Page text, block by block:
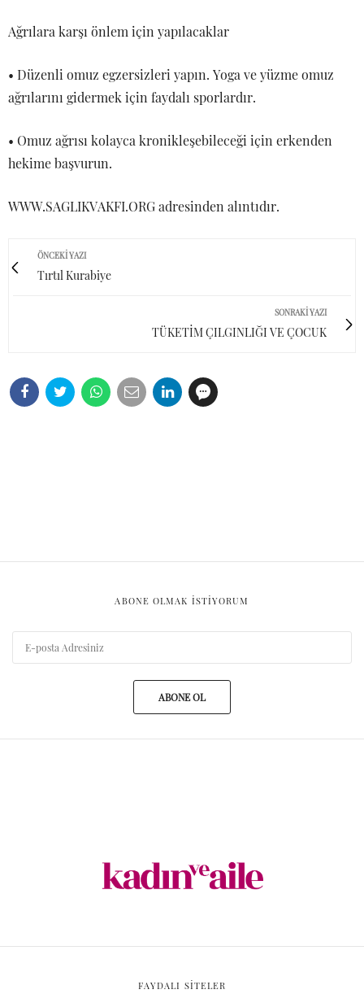
Ağrılara karşı önlem için yapılacaklar
• Düzenli omuz egzersizleri yapın. Yoga ve yüzme omuz
ağrılarını gidermek için faydalı sporlardır.
• Omuz ağrısı kolayca kronikleşebileceği için erkenden
hekime başvurun.
WWW.SAGLIKVAKFI.ORG adresinden alıntıdır.
ÖNCEKI YAZI
Tırtıl Kurabiye
SONRAKI YAZI
TÜKETİM ÇILGINLIĞI VE ÇOCUK
ABONE OLMAK ISTIYORUM
ABONE OL
FAYDALI SİTELER